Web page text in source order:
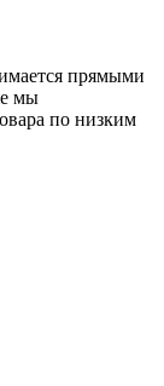
прямыми
мы
по низким